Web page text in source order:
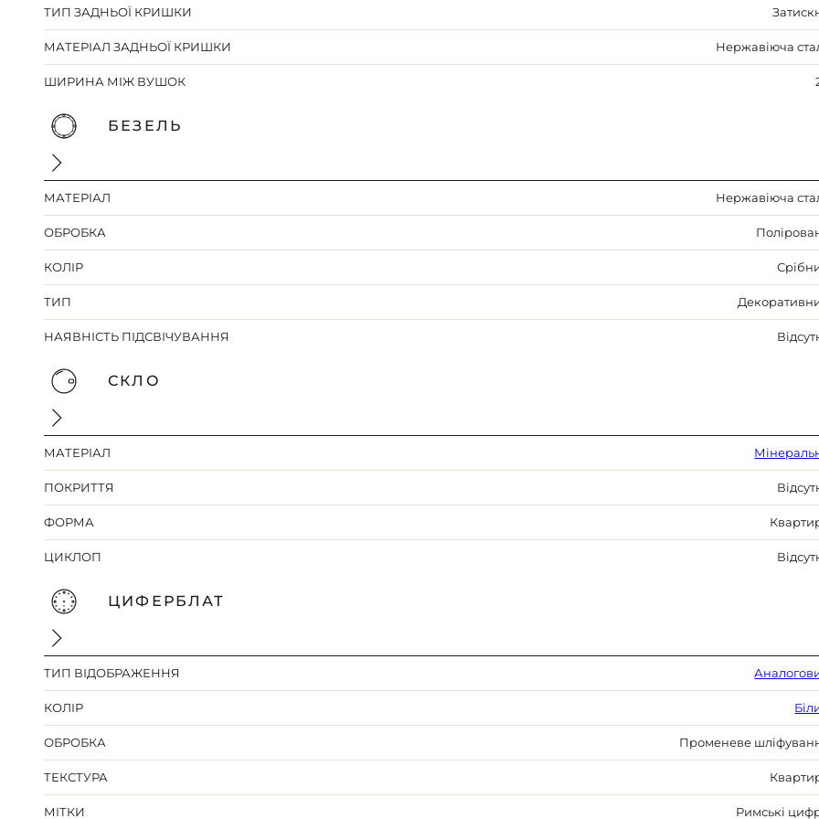
ТИП ЗАДНЬОЇ КРИШКИ
МАТЕРІАЛ ЗАДНЬОЇ КРИШКИ Нержавіюча
ШИРИНА МІЖ ВУШОК
БЕЗЕЛЬ
МАТЕРІАЛ Нержавіюча
ОБРОБКА
КОЛІР
ТИП
НАЯВНІСТЬ ПІДСВІЧУВАННЯ
СКЛО
МАТЕРІАЛ
ПОКРИТТЯ
ФОРМА
ЦИКЛОП
ЦИФЕРБЛАТ
ТИП ВІДОБРАЖЕННЯ
КОЛІР
ОБРОБКА Променеве
ТЕКСТУРА
МІТКИ Римські